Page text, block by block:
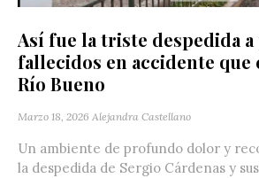
Así fue la triste despedida
fallecidos en accidente que
Río Bueno
Marzo 18, 2026 Alejandra Castellano
Un ambiente de profundo dolor y
la despedida de Sergio Cárdenas y